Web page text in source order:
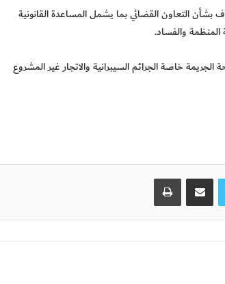
بشأن التعاون القضائي بما يشمل المساعدة القانونية
المنظمة والفساد.
الجريمة خاصة الجرائم السيبرانية والاتجار غير المشروع
تويتر مشاركة عبر البريد طباعة